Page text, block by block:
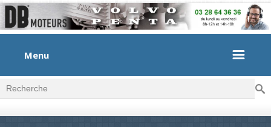
Menu
Formulaire de recherche